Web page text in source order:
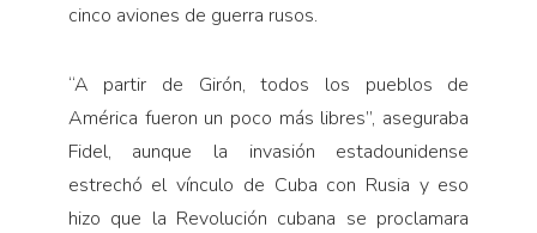
cinco aviones de guerra rusos.
“A partir de Girón, todos los pueblos de
América fueron un poco más libres”, aseguraba
Fidel, aunque la invasión estadounidense
estrechó el vínculo de Cuba con Rusia y eso
hizo que la Revolución cubana se proclamara